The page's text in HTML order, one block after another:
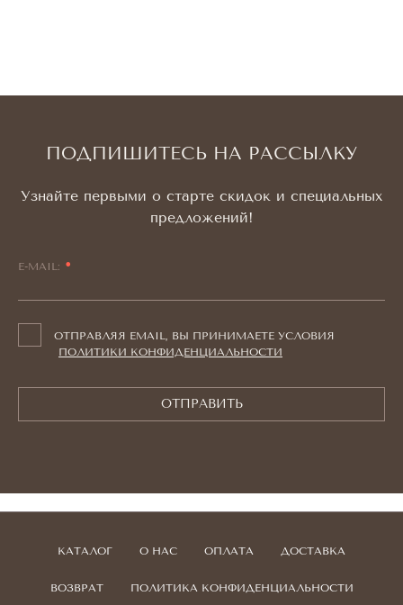
ПОДПИШИТЕСЬ НА РАССЫЛКУ
Узнайте первыми о старте скидок и специальных
предложений!
E-MAIL:
ОТПРАВЛЯЯ EMAIL, ВЫ ПРИНИМАЕТЕ УСЛОВИЯ
ПОЛИТИКИ КОНФИДЕНЦИАЛЬНОСТИ
ОТПРАВИТЬ
КАТАЛОГ О НАС ОПЛАТА ДОСТАВКА
ВОЗВРАТ ПОЛИТИКА КОНФИДЕНЦИАЛЬНОСТИ